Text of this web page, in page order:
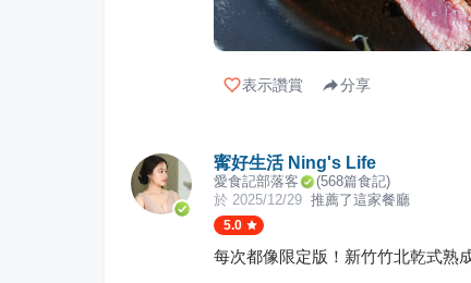
表示讚賞 分享
寗好生活 Ning's Life
愛食記部落客 (568篇食記)
於 2025/12/29 推薦了這家餐廳
5.0
每次都像限定版！新竹竹北乾式熟